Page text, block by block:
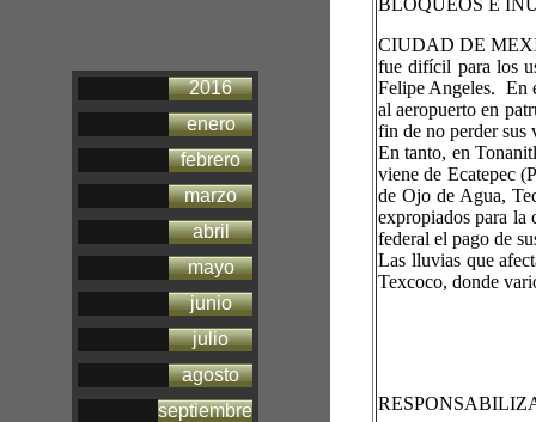
2016
enero
febrero
marzo
abril
mayo
junio
julio
agosto
septiembre
BLOQUEOS E
CIUDAD DE
fue difícil para los
Felipe Angeles. En
al aeropuerto en
fin de no perder sus
En tanto, en
viene de Ecatepec
de Ojo de Agua,
expropiados para la
federal el pago de
Las lluvias que
Texcoco, donde